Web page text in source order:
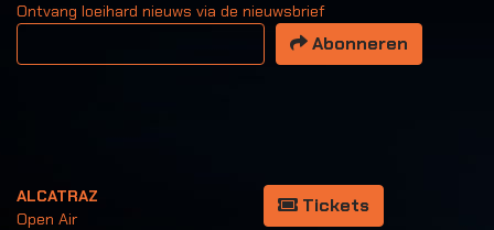
Ontvang loeihard nieuws via de nieuwsbrief
Uw email adres
Abonneren
ALCATRAZ
Open Air
Tickets